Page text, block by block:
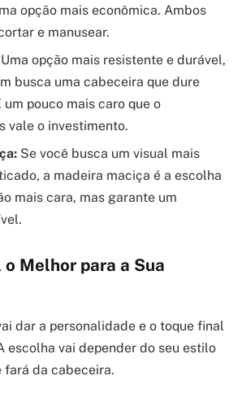
opção mais econômica. Ambos
e manusear.
Uma opção mais resistente e durável,
busca uma cabeceira que dure
um pouco mais caro que o
vale o investimento.
Se você busca um visual mais
a madeira maciça é a escolha
mais cara, mas garante um
o Melhor para a Sua
dar a personalidade e o toque final
escolha vai depender do seu estilo
fará da cabeceira.